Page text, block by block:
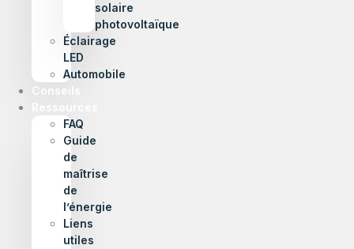
solaire
photovoltaïque
Éclairage
LED
Automobile
Conseils
FAQ
Guide
de
maîtrise
de
l’énergie
Liens
utiles